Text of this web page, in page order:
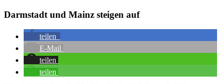
Darmstadt und Mainz steigen auf
teilen
E-Mail
teilen
teilen